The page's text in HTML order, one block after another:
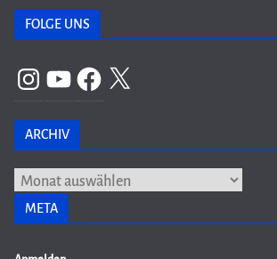
FOLGE UNS
InstagramYouTubeFacebook
X
ARCHIV
Archiv
META